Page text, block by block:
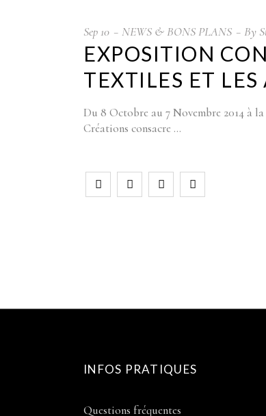
Sep 10 NEWS & BONS PLANS By
EXPOSITION
TEXTILES ET
Du 8 Octobre au 7 Novembre 2014 à
Créations consacre
INFOS PRATIQUES
Questions fréquentes